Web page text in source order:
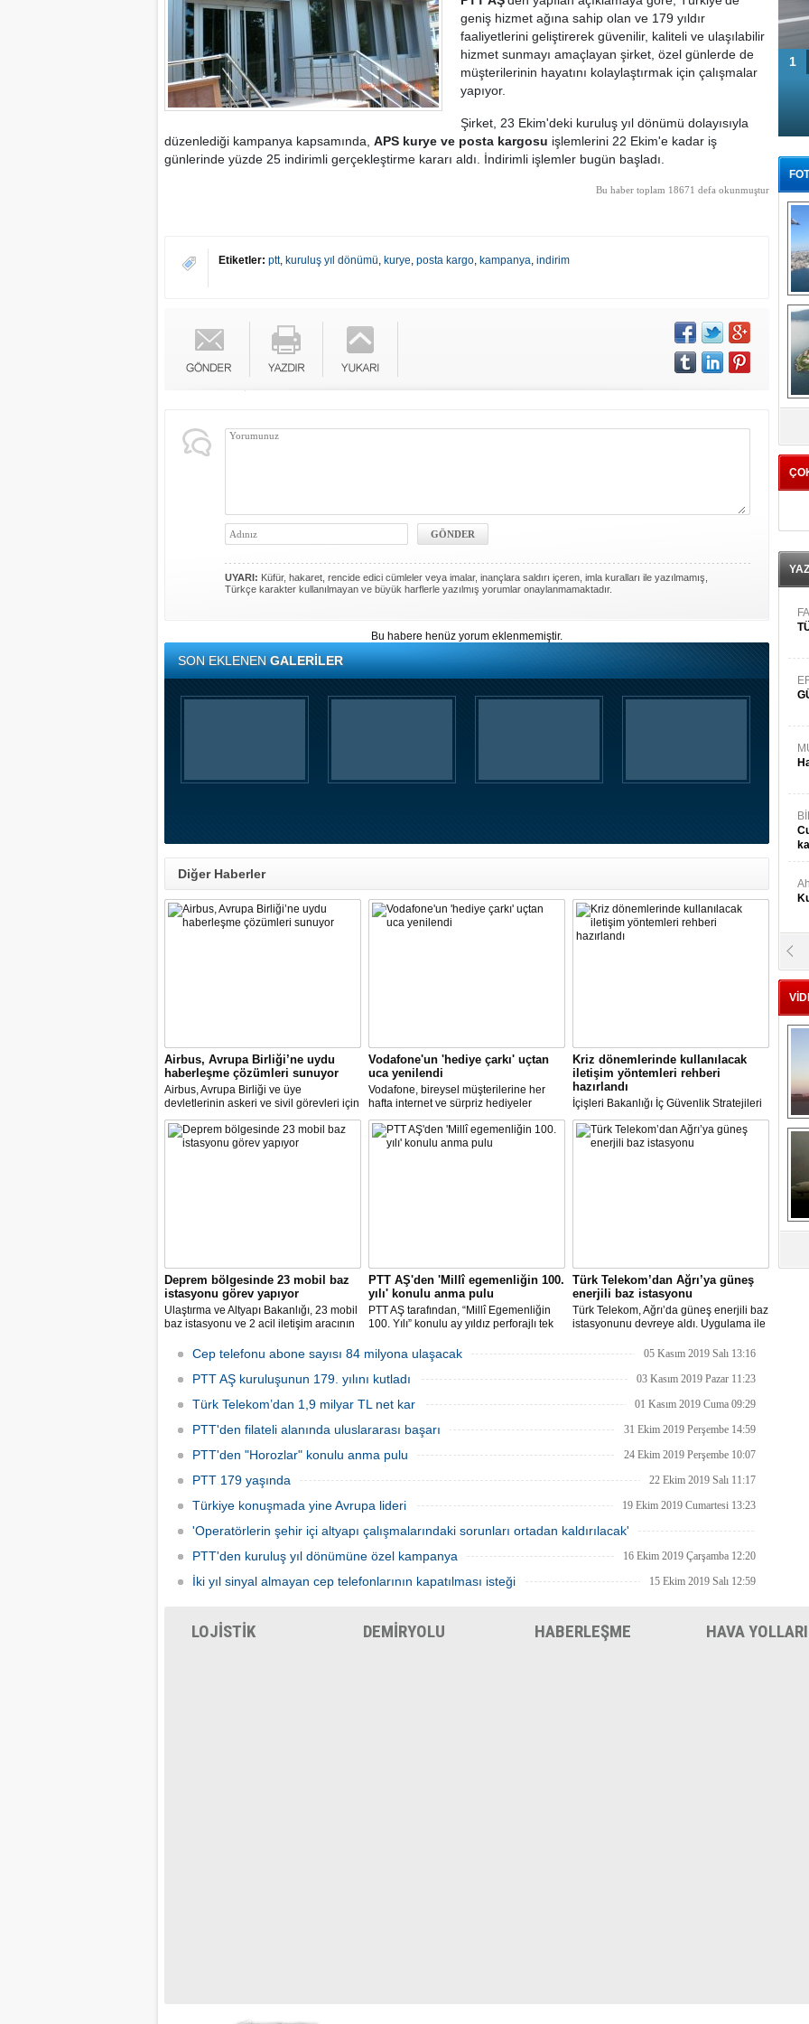
geniş hizmet ağına sahip olan ve 179 yıldır
faaliyetlerini geliştirerek güvenilir, kaliteli ve ulaşılabilir
hizmet sunmayı amaçlayan şirket, özel günlerde de
müşterilerinin hayatını kolaylaştırmak için çalışmalar
yapıyor.
Şirket, 23 Ekim'deki kuruluş yıl dönümü dolayısıyla
düzenlediği kampanya kapsamında, APS kurye ve posta kargosu işlemlerini 22 Ekim'e kadar iş
günlerinde yüzde 25 indirimli gerçekleştirme kararı aldı. İndirimli işlemler bugün başladı.
Bu haber toplam 18671 defa okunmuştur
Etiketler: ptt, kuruluş yıl dönümü, kurye, posta kargo, kampanya, indirim
UYARI: Küfür, hakaret, rencide edici cümleler veya imalar, inançlara saldırı içeren, imla kuralları ile yazılmamış,
Türkçe karakter kullanılmayan ve büyük harflerle yazılmış yorumlar onaylanmamaktadır.
Bu habere henüz yorum eklenmemiştir.
SON EKLENENGALERİLER
Diğer Haberler
Airbus, Avrupa Birliği’ne uydu
haberleşme çözümleri sunuyor
Airbus, Avrupa Birliği ve üye
devletlerinin askeri ve sivil görevleri için
uydu haberleşme çözümleri sağlamaya
yönelik anlaşma yaptı.
Vodafone'un 'hediye çarkı' uçtan
uca yenilendi
Vodafone, bireysel müşterilerine her
hafta internet ve sürpriz hediyeler
kazanma şansı sunduğu “Hediye Çarkı”
platformunu yeniledi. Vodafone
Yanımda uygulaması üzerinden erişilen
Kriz dönemlerinde kullanılacak
iletişim yöntemleri rehberi
hazırlandı
İçişleri Bakanlığı İç Güvenlik Stratejileri
Dairesi Başkanlığınca kriz durumlarının
iletişim yönetim sürecine ilişkin genel
bir model oluşturmak üzere "Kriz İletişim
Deprem bölgesinde 23 mobil baz
istasyonu görev yapıyor
Ulaştırma ve Altyapı Bakanlığı, 23 mobil
baz istasyonu ve 2 acil iletişim aracının
bildirdi.
PTT AŞ'den 'Millî egemenliğin 100.
yılı' konulu anma pulu
PTT AŞ tarafından, “Millî Egemenliğin
100. Yılı” konulu ay yıldız perforajlı tek
lak uygulamalı seri numaralı blok pul ile
ilk gün zarfı 28 Ocak 2020 tarihinde
tedavüle sunuldu.
Türk Telekom’dan Ağrı’ya güneş
enerjili baz istasyonu
Türk Telekom, Ağrı’da güneş enerjili baz
istasyonunu devreye aldı. Uygulama ile
kullanılması ve yenilenebilir enerjinin
köylerin iletişim kalitesi yükseltildi.
Cep telefonu abone sayısı 84 milyona ulaşacak 05 Kasım 2019 Salı 13:16
PTT AŞ kuruluşunun 179. yılını kutladı 03 Kasım 2019 Pazar 11:23
Türk Telekom’dan 1,9 milyar TL net kar 01 Kasım 2019 Cuma 09:29
PTT'den filateli alanında uluslararası başarı 31 Ekim 2019 Perşembe 14:59
PTT'den "Horozlar" konulu anma pulu 24 Ekim 2019 Perşembe 10:07
PTT 179 yaşında 22 Ekim 2019 Salı 11:17
Türkiye konuşmada yine Avrupa lideri 19 Ekim 2019 Cumartesi 13:23
'Operatörlerin şehir içi altyapı çalışmalarındaki sorunları ortadan kaldırılacak'
18 Ekim 2019 Cuma 14:23
PTT'den kuruluş yıl dönümüne özel kampanya 16 Ekim 2019 Çarşamba 12:20
İki yıl sinyal almayan cep telefonlarının kapatılması isteği 15 Ekim 2019 Salı 12:59
1
LOJİSTİK DEMİRYOLU HABERLEŞME HAVA YOLLARI